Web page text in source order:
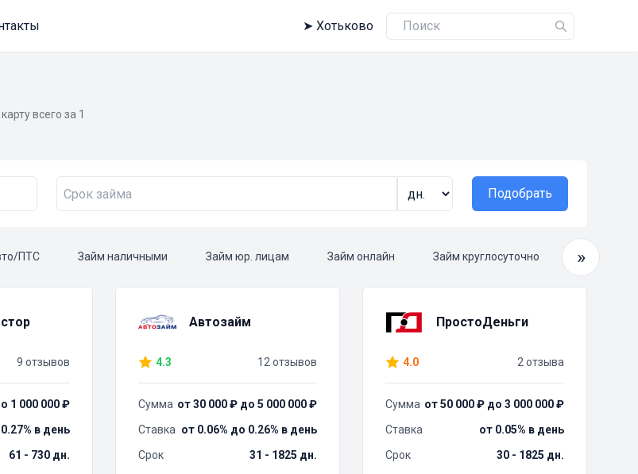
➤ Хотьково
всего за 1
Подобрать
ПТС Займ наличными Займ юр. лицам Займ онлайн Займ круглосуточно Срочный
»
9 отзывов
1 000 000 ₽
в день
61 - 730 дн.
Автозайм
4.3 12 отзывов
Сумма от 30 000 ₽ до 5 000 000 ₽
Ставка от 0.06% до 0.26% в день
Срок
31 - 1825 дн.
ПростоДеньги
4.0 2 отзыва
Сумма от 50 000 ₽ до 3 000 000 ₽
Ставка
от 0.05% в день
Срок
30 - 1825 дн.